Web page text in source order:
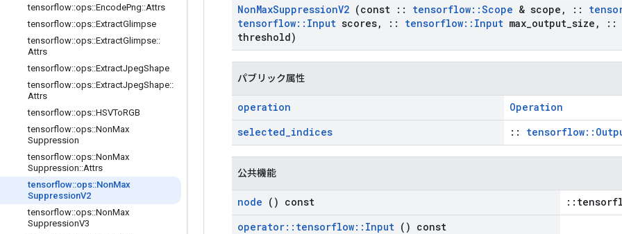
tensorflow::ops::EncodePng::Attrs
tensorflow::ops::ExtractGlimpse
tensorflow::ops::ExtractGlimpse::
Attrs
tensorflow::ops::ExtractJpegShape
tensorflow::ops::ExtractJpegShape::
Attrs
tensorflow::ops::HSVToRGB
tensorflow::ops::NonMax
Suppression
tensorflow::ops::NonMax
Suppression::Attrs
tensorflow::ops::NonMax
SuppressionV2
tensorflow::ops::NonMax
SuppressionV3
NonMaxSuppressionV2 (const :: tensorflow::Scope & scope , ::
tensorflow:: Input scores, :: tensorflow:: Input max output size , ::
threshold)
パブリック属性
operation
Operation
selected_indices ::
公共機能
node () const
operator:: tensorflow:: Input () const